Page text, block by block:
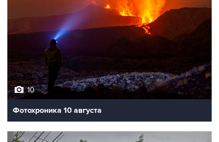
10
Фотохроника 10 августа